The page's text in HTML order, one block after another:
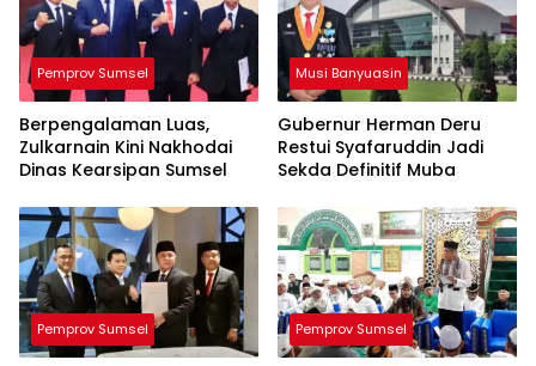
Pemprov Sumsel
Berpengalaman Luas,
Zulkarnain Kini Nakhodai
Dinas Kearsipan Sumsel
Musi Banyuasin
Gubernur Herman Deru
Restui Syafaruddin Jadi
Sekda Definitif Muba
Pemprov Sumsel Pemprov Sumsel